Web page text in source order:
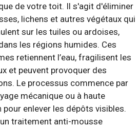
de votre toit. Il s'agit d'éliminer
lichens et autres végétaux qui
sur les tuiles ou ardoises,
les régions humides. Ces
retiennent l’eau, fragilisent les
et peuvent provoquer des
Le processus commence par
mécanique ou à haute
pour enlever les dépôts visibles.
un traitement anti-mousse